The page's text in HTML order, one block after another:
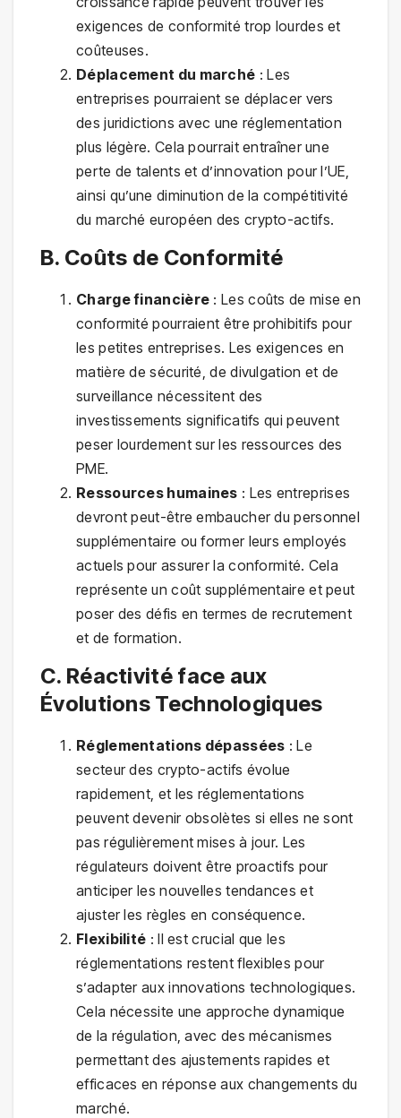
exigences de conformité trop lourdes et
coûteuses.
Déplacement du marché : Les
entreprises pourraient se déplacer vers
des juridictions avec une réglementation
plus légère. Cela pourrait entraîner une
perte de talents et d’innovation pour l’UE,
ainsi qu’une diminution de la compétitivité
du marché européen des crypto-actifs.
B. Coûts de Conformité
Charge financière : Les coûts de mise en
conformité pourraient être prohibitifs pour
les petites entreprises. Les exigences en
matière de sécurité, de divulgation et de
surveillance nécessitent des
investissements significatifs qui peuvent
peser lourdement sur les ressources des
PME.
Ressources humaines : Les entreprises
devront peut-être embaucher du personnel
supplémentaire ou former leurs employés
actuels pour assurer la conformité. Cela
représente un coût supplémentaire et peut
poser des défis en termes de recrutement
et de formation.
C. Réactivité face aux
Évolutions Technologiques
Réglementations dépassées : Le
secteur des crypto-actifs évolue
rapidement, et les réglementations
peuvent devenir obsolètes si elles ne sont
pas régulièrement mises à jour. Les
régulateurs doivent être proactifs pour
anticiper les nouvelles tendances et
ajuster les règles en conséquence.
Flexibilité : Il est crucial que les
réglementations restent flexibles pour
s’adapter aux innovations technologiques.
Cela nécessite une approche dynamique
de la régulation, avec des mécanismes
permettant des ajustements rapides et
efficaces en réponse aux changements du
marché.